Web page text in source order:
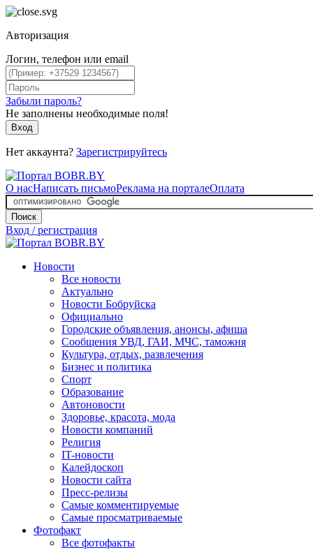
Авторизация
Логин, телефон или email
Забыли пароль?
Не заполнены необходимые поля!
Вход
Нет аккаунта? Зарегистрируйтесь
О насНаписать письмоРеклама на порталеОплата
Поиск
Вход / регистрация
Новости
Все новости
Актуально
Новости Бобруйска
Официально
Городские объявления, анонсы, афиша
Сообщения УВД, ГАИ, МЧС, таможня
Культура, отдых, развлечения
Бизнес и политика
Спорт
Образование
Автоновости
Здоровье, красота, мода
Новости компаний
Религия
IT-новости
Калейдоскоп
Новости сайта
Пресс-релизы
Самые комментируемые
Самые просматриваемые
Фотофакт
Все фотофакты